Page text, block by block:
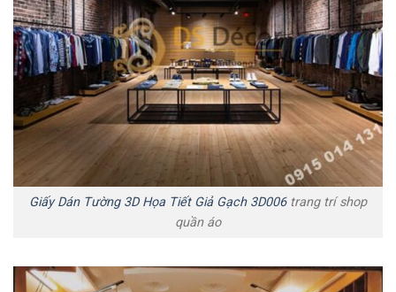
Giấy Dán Tường 3D Họa Tiết Giả Gạch 3D006trang trí shop
quần áo